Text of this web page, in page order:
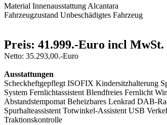
Material Innenausstattung Alcantara
Fahrzeugzustand Unbeschädigtes Fahrzeug
Preis: 41.999.-Euro incl MwSt.
Netto: 35.293,00.-Euro
Ausstattungen
Scheckheftgepflegt ISOFIX Kindersitzhalterung
System Fernlichtassistent Blendfreies Fernlicht
Abstandstempomat Beheizbares Lenkrad DAB-
Spurhalteassistent Totwinkel-Assistent USB
Traktionskontrolle